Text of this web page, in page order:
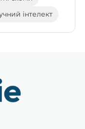
інтелект